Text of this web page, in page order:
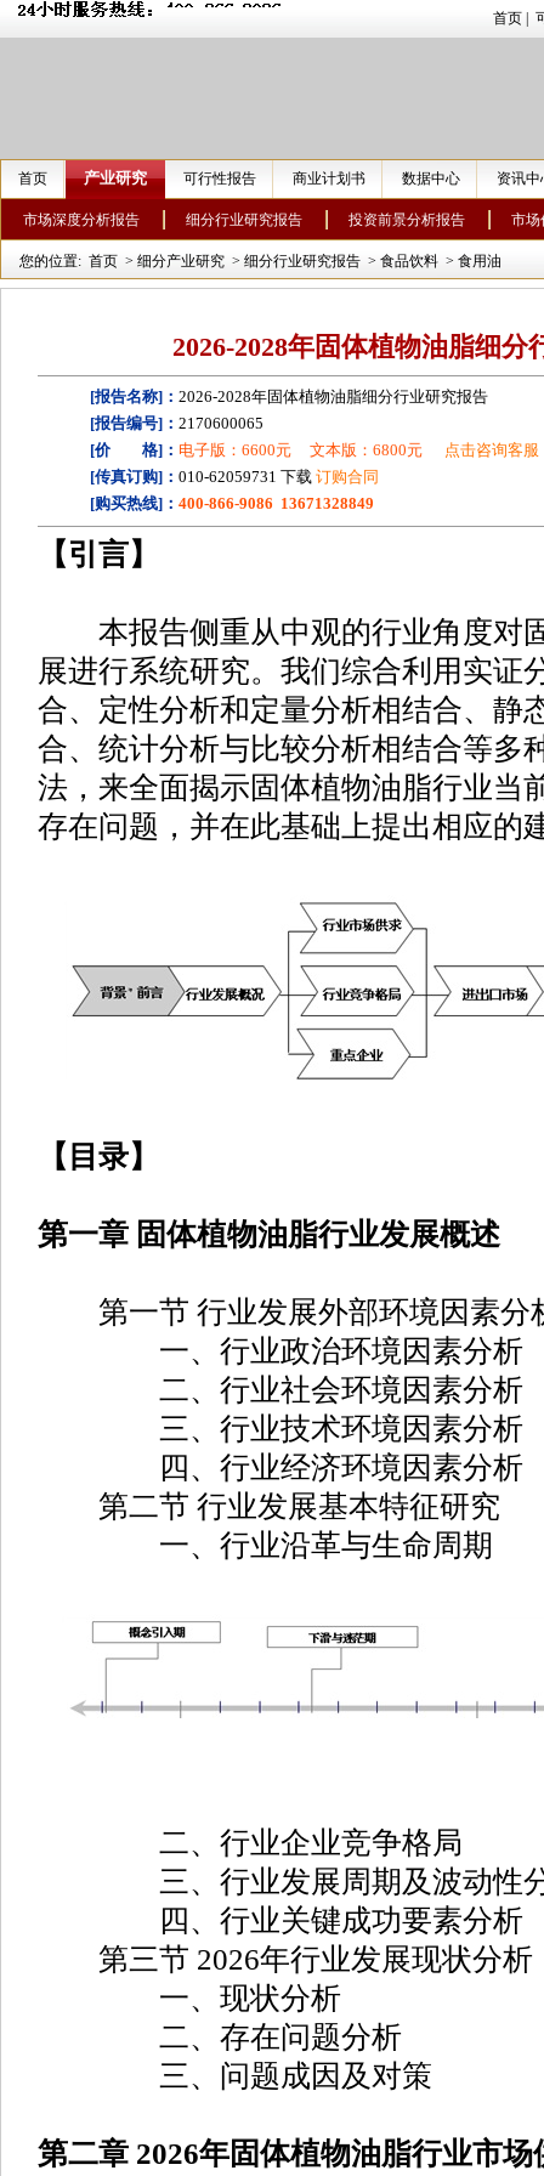
首页
首页 产业研究 可行性报告 商业计划书 数据中心 资讯中
市场深度分析报告 细分行业研究报告 投资前景分析报告 市场
您的位置: 首页 > 细分产业研究 > 细分行业研究报告 > 食品饮料 > 食用油
2026-2028年固体植物油脂细分
[报告名称]： 2026-2028年固体植物油脂细分行业研究报告
[报告编号]： 2170600065
[价 格]： 电子版：6600元 文本版：6800元
点击咨询客服
[传真订购]： 010-62059731 下载 订购合同
[购买热线]： 400-866-9086 13671328849
【引言】
本报告侧重从中观的行业角度对
展进行系统研究。我们综合利用实证
合、定性分析和定量分析相结合、静
合、统计分析与比较分析相结合等多
法，来全面揭示固体植物油脂行业当
存在问题，并在此基础上提出相应的
【目录】
第一章 固体植物油脂行业发展概述
第一节 行业发展外部环境因素分
一、行业政治环境因素分析
二、行业社会环境因素分析
三、行业技术环境因素分析
四、行业经济环境因素分析
第二节 行业发展基本特征研究
一、行业沿革与生命周期
二、行业企业竞争格局
三、行业发展周期及波动性
四、行业关键成功要素分析
第三节 2026年行业发展现状分析
一、现状分析
二、存在问题分析
三、问题成因及对策
第二章 2026年固体植物油脂行业市场